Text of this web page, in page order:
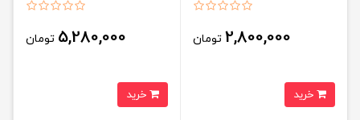
2,800,000 تومان 5,280,000 تومان